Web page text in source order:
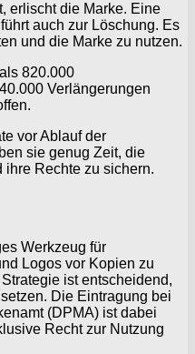
erlischt die Marke. Eine
auch zur Löschung. Es
und die Marke zu nutzen.
820.000
Verlängerungen
vor Ablauf der
sie genug Zeit, die
ihre Rechte zu sichern.
Werkzeug für
Logos vor Kopien zu
ist entscheidend,
Die Eintragung bei
(DPMA) ist dabei
Recht zur Nutzung